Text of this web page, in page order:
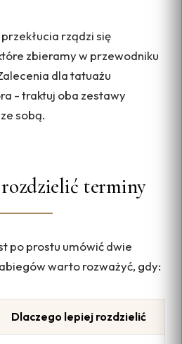
rządzi się
zbieramy w przewodniku
dla tatuażu
- traktuj oba zestawy
sobą.
terminy
po prostu umówić dwie
warto rozważyć, gdy:
Dlaczego lepiej rozdzielić